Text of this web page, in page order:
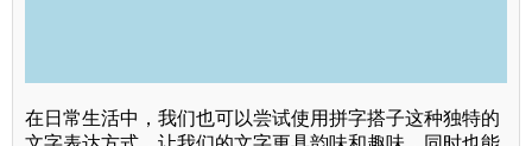
在日常生活中，我们也可以尝试使用拼字搭子这种独特的